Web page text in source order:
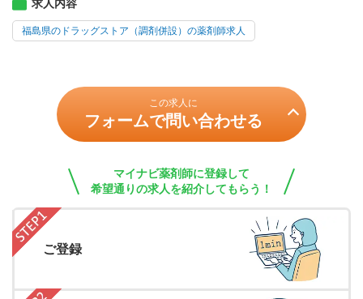
求人内容
福島県のドラッグストア（調剤併設）の薬剤師求人
この求人に
フォームで問い合わせる
マイナビ薬剤師に登録して
希望通りの求人を紹介してもらう！
ご登録